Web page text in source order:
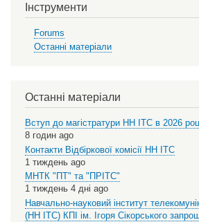
Інструменти
Forums
Останні матеріали
Останні матеріали
Вступ до магістратури НН ІТС в 2026
8 годин ago
Контакти Відбіркової комісії НН ІТС
1 тиждень ago
МНТК "ПТ" та "ПРІТС"
1 тиждень 4 дні ago
Навчально-науковий інститут
(НН ІТС) КПІ ім. Ігоря Сікорського